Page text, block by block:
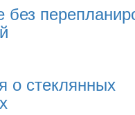
без
о стеклянных